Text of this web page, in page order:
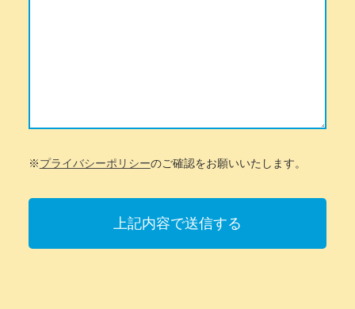
※プライバシーポリシーのご確認をお願いいたします。